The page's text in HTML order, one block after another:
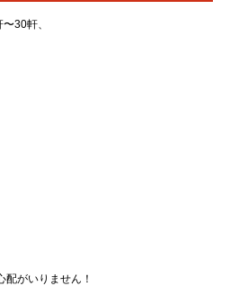
30軒、
がいりません！